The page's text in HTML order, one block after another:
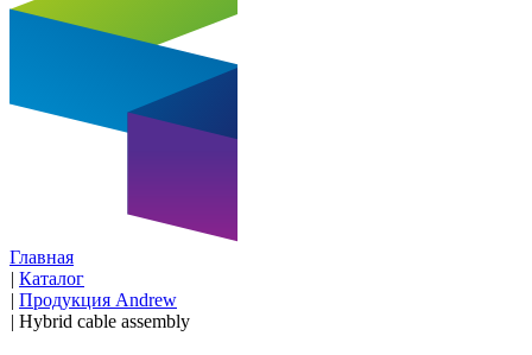
Главная
| Каталог
| Продукция Andrew
| Hybrid cable assembly